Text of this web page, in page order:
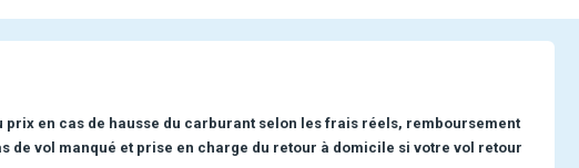
prix en cas de hausse du carburant selon les frais réels, remboursement
de vol manqué et prise en charge du retour à domicile si votre vol retour